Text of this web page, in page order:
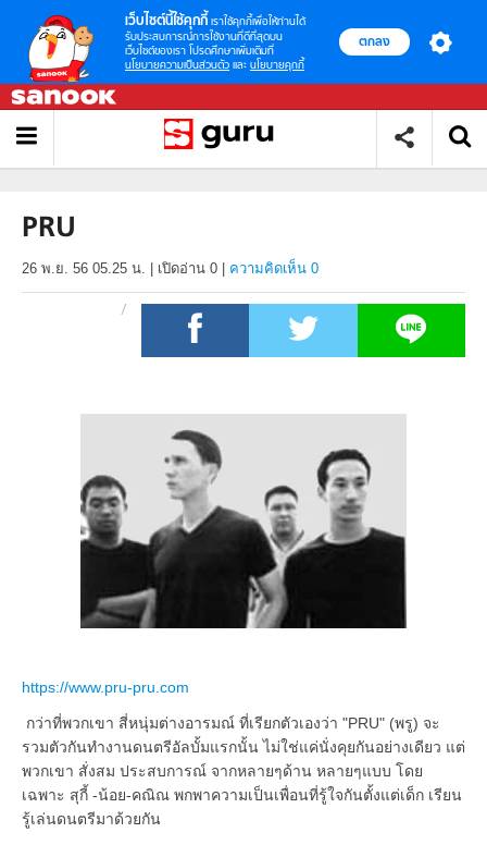
เว็บไซต์นี้ใช้คุกกี้ เราใช้คุกกี้เพื่อให้ท่านได้
รับประสบการณ์การใช้งานที่ดีที่สุดบน
เว็บไซต์ของเรา โปรดศึกษาเพิ่มเติมที่
นโยบายความเป็นส่วนตัว และ นโยบายคุกกี้
ตกลง
PRU
26 พ.ย. 56 05.25 น. เปิดอ่าน 0 ความคิดเห็น 0
https://www.pru-pru.com
กว่าที่พวกเขา สี่หนุ่มต่างอารมณ์ ที่เรียกตัวเองว่า "PRU" (พรู) จะ
รวมตัวกันทำงานดนตรีอัลบั้มแรกนั้น ไม่ใช่แค่นั่งคุยกันอย่างเดียว แต่
พวกเขา สั่งสม ประสบการณ์ จากหลายๆด้าน หลายๆแบบ โดย
เฉพาะ สุกี้ -น้อย-คณิณ พกพาความเป็นเพื่อนที่รู้ใจกันตั้งแต่เด็ก เรียน
รู้เล่นดนตรีมาด้วยกัน